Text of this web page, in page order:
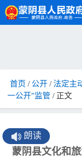
首页 / 公开 /法定主
一公开”监管 / 正文
朗读
蒙阴县文化和